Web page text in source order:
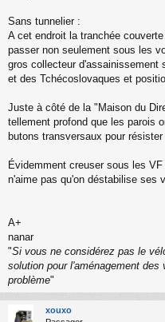
s
g
e
n
o
u
Sans tunnelier :
A cet endroit la tranchée
passer non seulement sous les
gros collecteur d'assainissement
et des Tchécoslovaques et
Juste à côté de la "Maison du
tellement profond que les parois
butons transversaux pour
Évidemment creuser sous les
n'aime pas qu'on déstabilise ses
A+
nanar
"Si vous ne considérez pas le
solution pour l'aménagement
problème"
xouxo